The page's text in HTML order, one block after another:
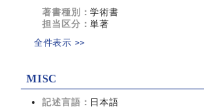
著書種別：学術書
担当区分：単著
全件表示 >>
MISC
記述言語： 日本語